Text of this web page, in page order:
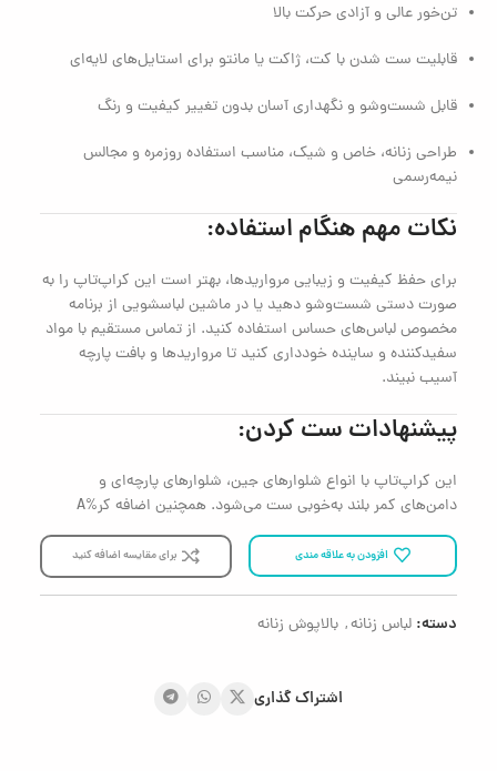
تن‌خور عالی و آزادی حرکت بالا
قابلیت ست شدن با کت، ژاکت یا مانتو برای استایل‌های لایه‌ای
قابل شست‌وشو و نگهداری آسان بدون تغییر کیفیت و رنگ
طراحی زنانه، خاص و شیک، مناسب استفاده روزمره و مجالس
نیمه‌رسمی
نکات مهم هنگام استفاده:
برای حفظ کیفیت و زیبایی مرواریدها، بهتر است این کراپ‌تاپ را به
صورت دستی شست‌وشو دهید یا در ماشین لباسشویی از برنامه
مخصوص لباس‌های حساس استفاده کنید. از تماس مستقیم با مواد
سفیدکننده و ساینده خودداری کنید تا مرواریدها و بافت پارچه
آسیب نبیند.
پیشنهادات ست کردن:
این کراپ‌تاپ با انواع شلوارهای جین، شلوارهای پارچه‌ای و
دامن‌های کمر بلند به‌خوبی ست می‌شود. همچنین اضافه کر%A
افزودن به علاقه مندی برای مقایسه اضافه کنید
دسته: لباس زنانه, بالاپوش زنانه
اشتراک گذاری